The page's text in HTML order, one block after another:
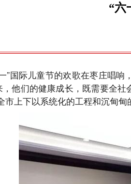
“六
”国际儿童节的欢歌在枣庄唱
他们的健康成长，既需要全社
市上下以系统化的工程和沉甸甸